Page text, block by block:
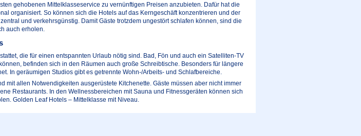
gehobenen Mittelklasseservice zu vernünftigen Preisen anzubieten. Dafür hat die
organisiert. So können sich die Hotels auf das Kerngeschäft konzentrieren und der
und verkehrsgünstig. Damit Gäste trotzdem ungestört schlafen können, sind die
auch erholen.
die für einen entspannten Urlaub nötig sind. Bad, Fön und auch ein Satelliten-TV
befinden sich in den Räumen auch große Schreibtische. Besonders für längere
In geräumigen Studios gibt es getrennte Wohn-/Arbeits- und Schlafbereiche.
mit allen Notwendigkeiten ausgerüstete Kitchenette. Gäste müssen aber nicht immer
Restaurants. In den Wellnessbereichen mit Sauna und Fitnessgeräten können sich
Golden Leaf Hotels – Mittelklasse mit Niveau.